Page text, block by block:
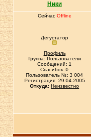
Ники
Сейчас Offline
Дегустатор
Профиль
Группа: Пользователи
Сообщений: 1
Спасибок: 0
Пользователь №: 3 004
Регистрация: 29.04.2005
Откуда: Неизвестно